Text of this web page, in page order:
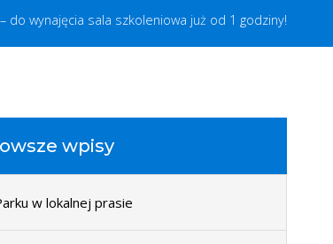
– do wynajęcia sala szkoleniowa już od 1 godziny!
wpisy
w lokalnej prasie